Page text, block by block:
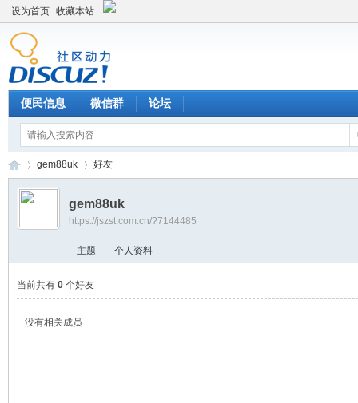
设为首页 收藏本站
便民信息 微信群 论坛
›
gem88uk 好友
gem88uk
https://jszst.com.cn/?7144485
主题 个人资料
当前共有 0个好友
没有相关成员